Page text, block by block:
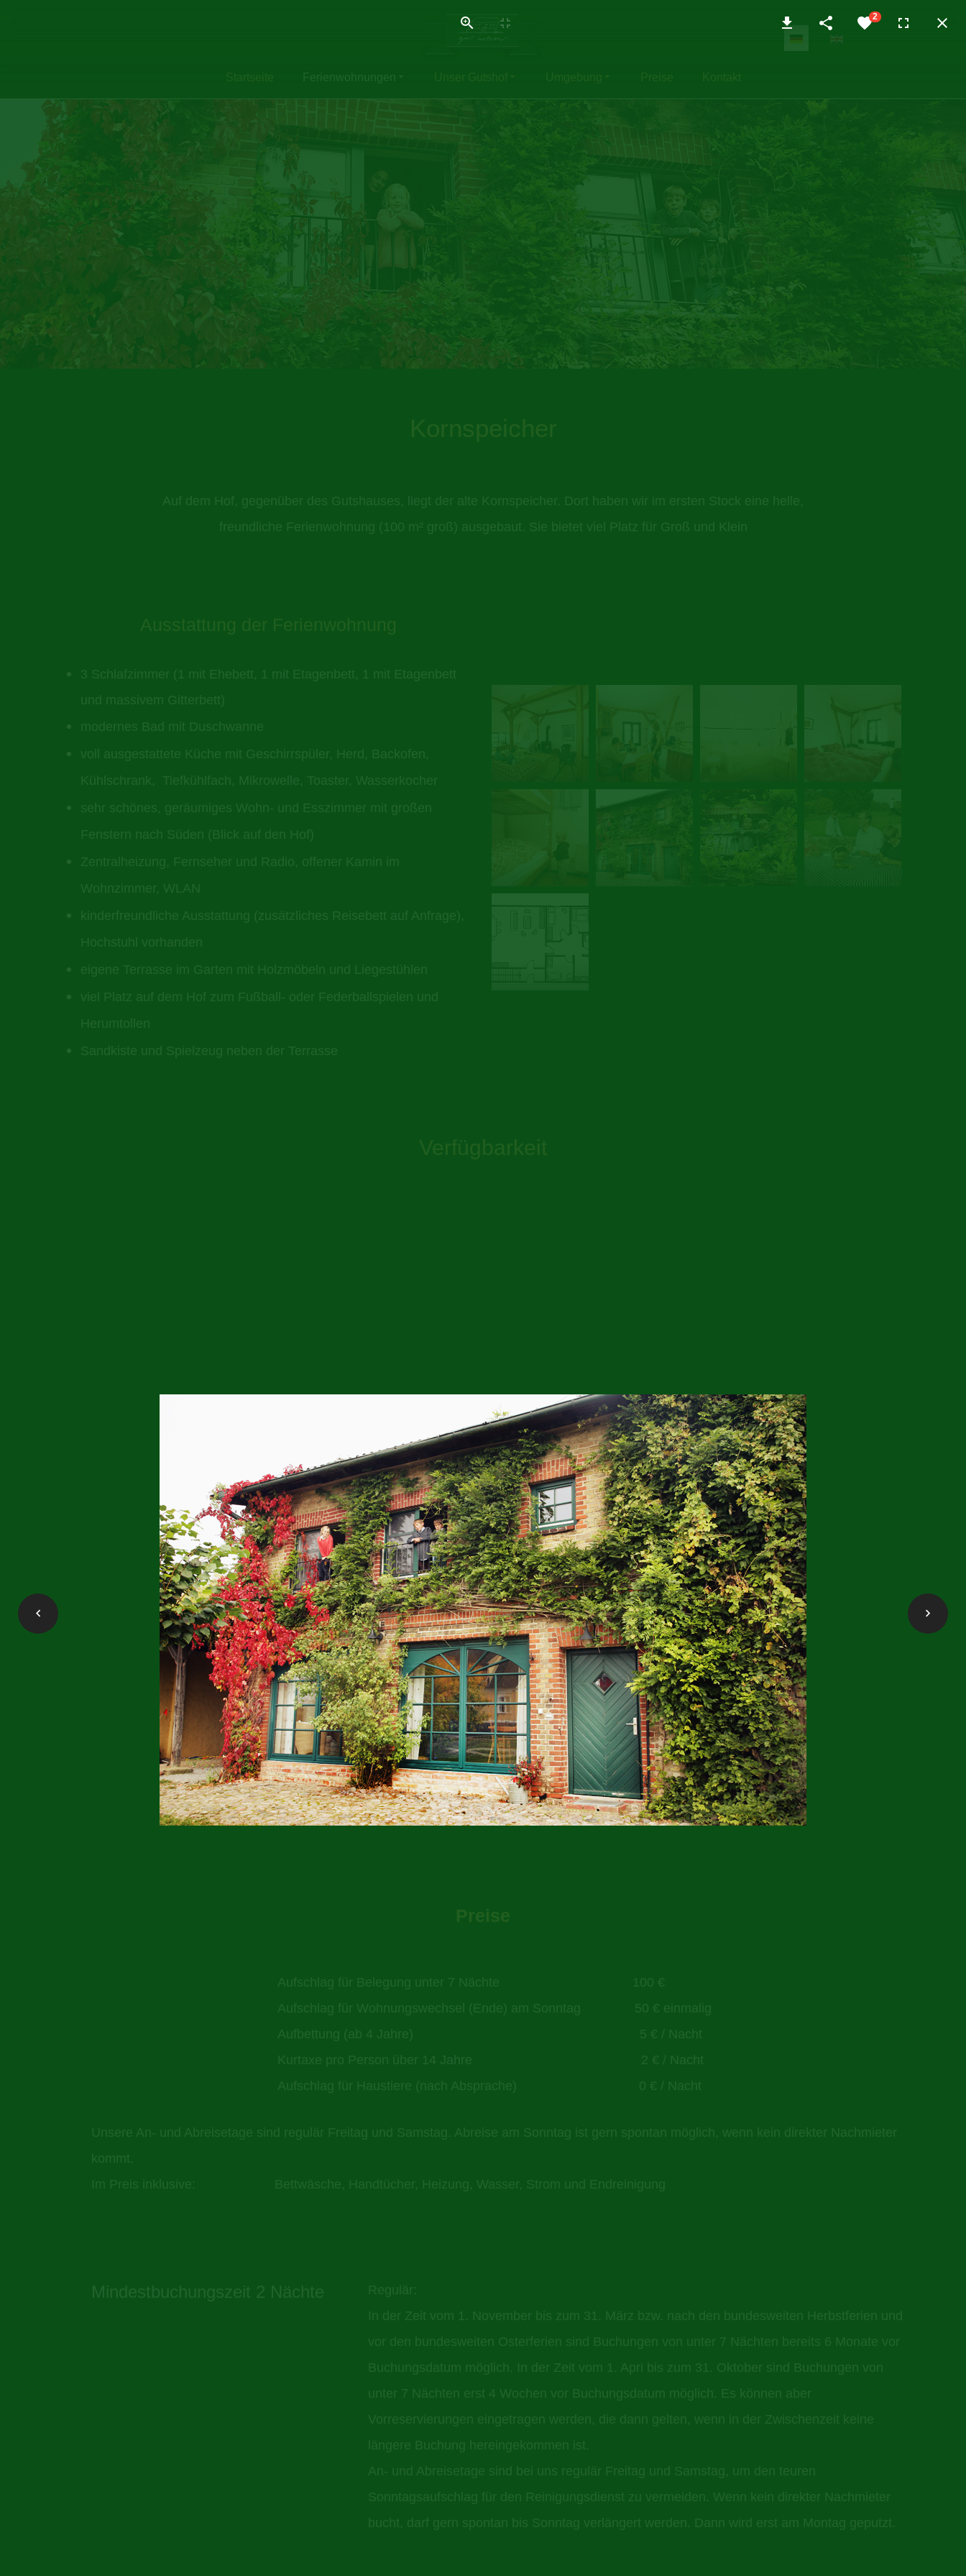
Ferienwohnungen
Auf dem Hof, gegenüber des Gutshauses, liegt der alte Kornspeicher. Dort haben wir im ersten Stock eine helle,
freundliche Ferienwohnung (100 m² groß) ausgebaut. Sie bietet viel Platz für Groß und Klein
3 Schlafzimmer (1 mit Ehebett, 1 mit Etagenbett, 1 mit Etagenbett
und massivem Gitterbett)
modernes Bad mit Duschwanne
voll ausgestattete Küche mit Geschirrspüler, Herd, Backofen,
Kühlschrank, Tiefkühlfach, Mikrowelle, Toaster, Wasserkocher
sehr schönes, geräumiges Wohn- und Esszimmer mit großen
Fenstern nach Süden (Blick auf den Hof)
Zentralheizung, Fernseher und Radio, offener Kamin im
Wohnzimmer, WLAN
kinderfreundliche Ausstattung (zusätzliches Reisebett auf Anfrage),
Hochstuhl vorhanden
eigene Terrasse im Garten mit Holzmöbeln und Liegestühlen
viel Platz auf dem Hof zum Fußball- oder Federballspielen und
Herumtollen
Sandkiste und Spielzeug neben der Terrasse
Aufschlag für Belegung unter 7 Nächte
100 €
Aufschlag für Wohnungswechsel (Ende) am Sonntag 50 € einmalig
Aufbettung (ab 4 Jahre) 5 € / Nacht
Kurtaxe pro Person über 14 Jahre
2 € / Nacht
Aufschlag für Haustiere (nach Absprache) 0 € / Nacht
Unsere An- und Abreisetage sind regulär Freitag und Samstag. Abreise am Sonntag ist gern spontan möglich, wenn kein direkter Nachmieter
kommt.
Im Preis inklusive: Bettwäsche, Handtücher, Heizung, Wasser, Strom und Endreinigung
Mindestbuchungszeit 2 Nächte
Regulär:
In der Zeit vom 1. November bis zum 31. März bzw. nach den bundesweiten Herbstferien und
vor den bundesweiten Osterferien sind Buchungen von unter 7 Nächten bereits 6 Monate vor
Buchungsdatum möglich. In der Zeit vom 1. Apri bis zum 31. Oktober sind Buchungen von
unter 7 Nächten erst 4 Wochen vor Buchungsdatum möglich. Es können aber
Vorreservierungen eingetragen werden, die dann gelten, wenn in der Zwischenzeit keine
längere Buchung hereingekommen ist.
An- und Abreisetage sind bei uns regulär Freitag und Samstag, um den teuren
Sonntagsaufschlag für den Reinigungsdienst zu vermeiden. Wenn kein direkter Nachmieter
bucht, darf gern spontan bis Sonntag verlängert werden. Dann wird erst am Montag geputzt.